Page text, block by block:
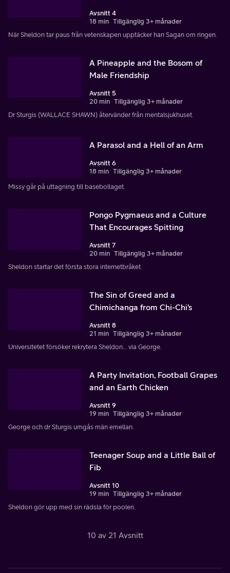
Avsnitt 4
18 min Tillgänglig 3+ månader
När Sheldon tar paus från vetenskapen upptäcker han Sagan om ringen.
A Pineapple and the Bosom of
Male Friendship
Avsnitt 5
20 min Tillgänglig 3+ månader
Dr Sturgis (WALLACE SHAWN) återvänder från mentalsjukhuset.
A Parasol and a Hell of an Arm
Avsnitt 6
18 min Tillgänglig 3+ månader
Missy går på uttagning till basebollaget.
Pongo Pygmaeus and a Culture
That Encourages Spitting
Avsnitt 7
20 min Tillgänglig 3+ månader
Sheldon startar det första stora internetbråket.
The Sin of Greed and a
Chimichanga from Chi-Chi's
Avsnitt 8
21 min Tillgänglig 3+ månader
Universitetet försöker rekrytera Sheldon… via George.
A Party Invitation, Football Grapes
and an Earth Chicken
Avsnitt 9
19 min Tillgänglig 3+ månader
George och dr Sturgis umgås män emellan.
Teenager Soup and a Little Ball of
Fib
Avsnitt 10
19 min Tillgänglig 3+ månader
Sheldon gör upp med sin rädsla för poolen.
10 av 21 Avsnitt